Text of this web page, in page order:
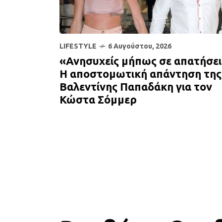
LIFESTYLE 6 Αυγούστου, 2026
«Ανησυχείς μήπως σε
Η αποστομωτική απάντηση της
Βαλεντίνης Παπαδάκη για τον
Κώστα Σόμμερ